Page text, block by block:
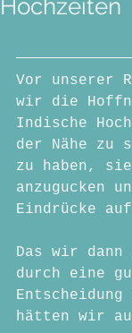
Hochzeiten
Vor unserer
wir die
Indische
der Nähe zu
zu haben,
anzugucken
Eindrücke
Das wir
durch eine
Entscheidung
hätten wir